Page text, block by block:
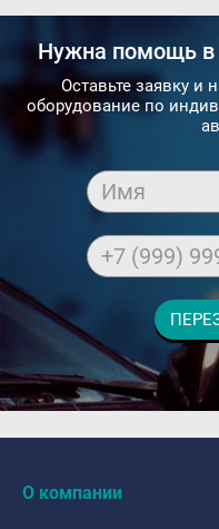
Нужна помощь в
Оставьте заявку и
оборудование по
Имя
+7 (999)
О компании